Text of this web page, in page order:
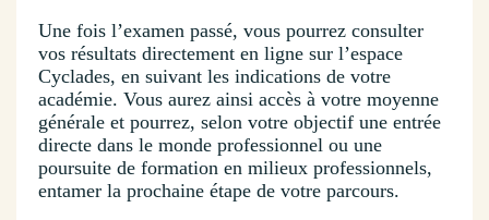
Une fois l’examen passé, vous pourrez consulter
vos résultats directement en ligne sur l’espace
Cyclades, en suivant les indications de votre
académie. Vous aurez ainsi accès à votre moyenne
générale et pourrez, selon votre objectif une entrée
directe dans le monde professionnel ou une
poursuite de formation en milieux professionnels,
entamer la prochaine étape de votre parcours.